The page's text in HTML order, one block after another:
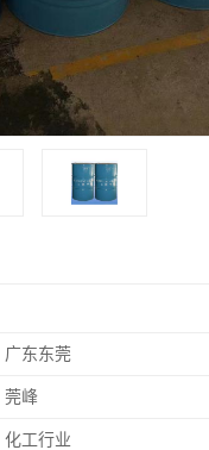
广东东莞
莞峰
化工行业